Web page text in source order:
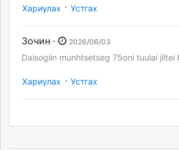
Хариулах · Устгах
Зочин · 2026/06/03
Daisogiin munhtsetseg 75oni tuulai jiltei
Хариулах · Устгах